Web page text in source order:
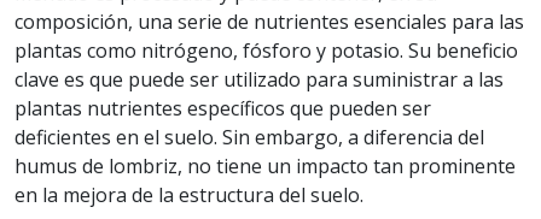
composición, una serie de nutrientes esenciales para las
plantas como nitrógeno, fósforo y potasio. Su beneficio
clave es que puede ser utilizado para suministrar a las
plantas nutrientes específicos que pueden ser
deficientes en el suelo. Sin embargo, a diferencia del
humus de lombriz, no tiene un impacto tan prominente
en la mejora de la estructura del suelo.